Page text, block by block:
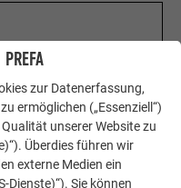
zur Datenerfassung,
ermöglichen („Essenziell“)
unserer Website zu
Überdies führen wir
externe Medien ein
Dienste)“). Sie können